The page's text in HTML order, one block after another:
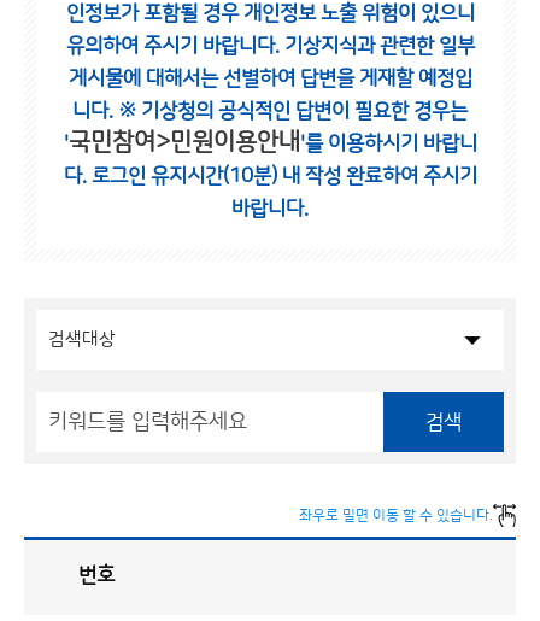
인정보가 포함될 경우 개인정보 노출 위험이 있으니
유의하여 주시기 바랍니다. 기상지식과 관련한 일부
게시물에 대해서는 선별하여 답변을 게재할 예정입
니다. ※ 기상청의 공식적인 답변이 필요한 경우는
'국민참여>민원이용안내 '를 이용하시기 바랍니
다. 로그인 유지시간(10분) 내 작성 완료하여 주시기
바랍니다.
검색
좌우로 밀면 이동 할 수 있습니다.
번호